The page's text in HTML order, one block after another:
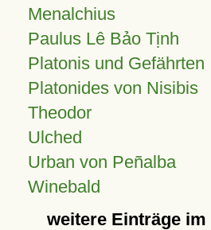
Menalchius
Paulus Lê Bảo Tịnh
Platonis und Gefährten
Platonides von Nisibis
Theodor
Ulched
Urban von Peñalba
Winebald
weitere Einträge im